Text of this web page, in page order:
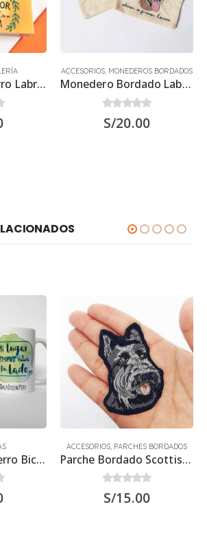
Libreta A6 de perro Labrador Retriever 15.50 x 11.50 cm
ACCESORIOS, MONEDEROS BORDADOS
Monedero Bordado Labrador Retriever
0out of 5
S/20.00
Taza 11 oz. de Perro Bichón Frisé
ACCESORIOS PARCHES BORDADOS
Parche Bordado Scottish Terrier
0out of 5
S/15.00